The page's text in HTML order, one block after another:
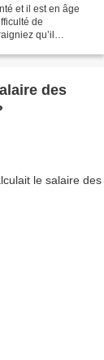
et il est en âge
de
qu’il
des